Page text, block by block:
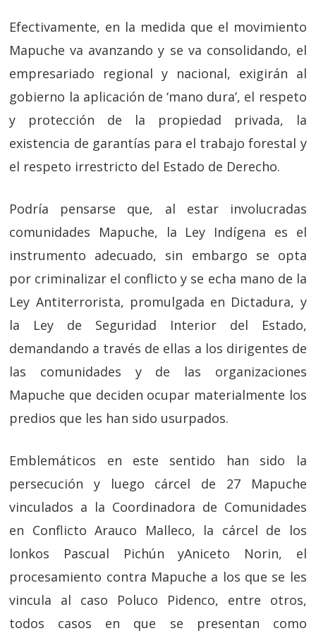
Efectivamente, en la medida que el movimiento
Mapuche va avanzando y se va consolidando, el
empresariado regional y nacional, exigirán al
gobierno la aplicación de ‘mano dura’, el respeto
y protección de la propiedad privada, la
existencia de garantías para el trabajo forestal y
el respeto irrestricto del Estado de Derecho.
Podría pensarse que, al estar involucradas
comunidades Mapuche, la Ley Indígena es el
instrumento adecuado, sin embargo se opta
por criminalizar el conflicto y se echa mano de la
Ley Antiterrorista, promulgada en Dictadura, y
la Ley de Seguridad Interior del Estado,
demandando a través de ellas a los dirigentes de
las comunidades y de las organizaciones
Mapuche que deciden ocupar materialmente los
predios que les han sido usurpados.
Emblemáticos en este sentido han sido la
persecución y luego cárcel de 27 Mapuche
vinculados a la Coordinadora de Comunidades
en Conflicto Arauco Malleco, la cárcel de los
lonkos Pascual Pichún yAniceto Norin, el
procesamiento contra Mapuche a los que se les
vincula al caso Poluco Pidenco, entre otros,
todos casos en que se presentan como